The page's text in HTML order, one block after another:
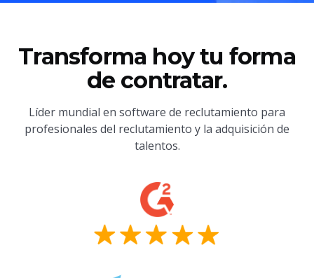
Transforma hoy tu forma
de contratar.
Líder mundial en software de reclutamiento para
profesionales del reclutamiento y la adquisición de
talentos.